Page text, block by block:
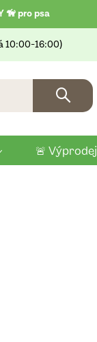
🦮 pro psa
🚨 Výprodej